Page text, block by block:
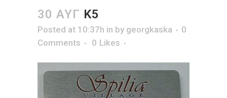
30 ΑΥΓ K5
Posted at 10:37h in by georgkaska
0
Comments
0 Likes